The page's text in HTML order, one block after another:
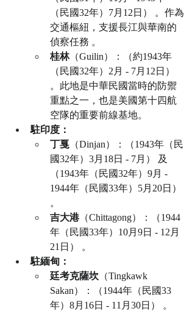
（民國32年）7月12日） 。作為
交通樞紐，支援長江與華南的
偵察任務 。
桂林（Guilin）：（約1943年
（民國32年）2月 - 7月12日）
。此地是中華民國當時的防禦
重點之一，也是美國第十四航
空隊的重要前線基地。
駐印度：
丁戛 （Dinjan）：（1943年（民
國32年）3月18日 - 7月） 及
（1943年（民國32年）9月 -
1944年（民國33年）5月20日）
。
吉大港（Chittagong）：（1944
年（民國33年）10月9日 - 12月
21日） 。
駐緬甸：
廷考克薩坎 （Tingkawk
Sakan）：（1944年（民國33
年）8月16日 - 11月30日） 。